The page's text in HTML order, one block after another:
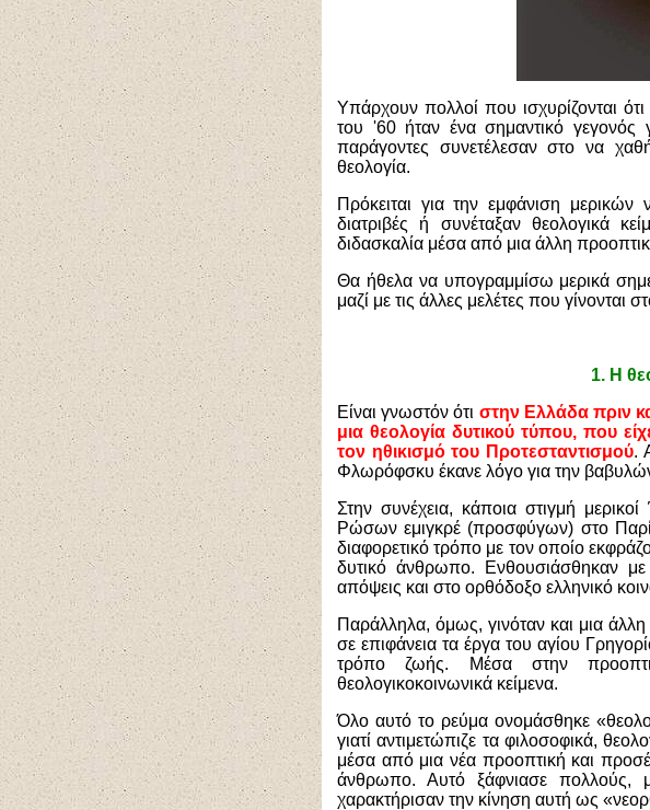
Υπάρχουν πολλοί που ισχυρίζονται
του '60 ήταν ένα σημαντικό γεγονός
παράγοντες συνετέλεσαν στο να
θεολογία.
Πρόκειται για την εμφάνιση
διατριβές ή συνέταξαν θεολογικά
διδασκαλία μέσα από μια άλλη
Θα ήθελα να υπογραμμίσω μερικά
μαζί με τις άλλες μελέτες που γίνονται
1. Η
Είναι γνωστόν ότι στην Ελλάδα πριν
μια θεολογία δυτικού τύπου, που
τον ηθικισμό του Προτεσταντισμού.
Φλωρόφσκυ έκανε λόγο για την
Στην συνέχεια, κάποια στιγμή
Ρώσων εμιγκρέ (προσφύγων) στο
διαφορετικό τρόπο με τον οποίο
δυτικό άνθρωπο. Ενθουσιάσθηκαν με
απόψεις και στο ορθόδοξο ελληνικό
Παράλληλα, όμως, γινόταν και μια
σε επιφάνεια τα έργα του αγίου
τρόπο ζωής. Μέσα στην
θεολογικοκοινωνικά κείμενα.
Όλο αυτό το ρεύμα ονομάσθηκε
γιατί αντιμετώπιζε τα φιλοσοφικά,
μέσα από μια νέα προοπτική και
άνθρωπο. Αυτό ξάφνιασε πολλούς,
χαρακτήρισαν την κίνηση αυτή ως